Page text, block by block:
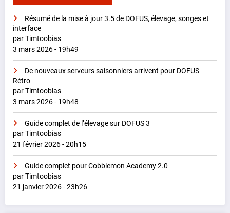
Résumé de la mise à jour 3.5 de DOFUS, élevage, songes et
interface
par Timtoobias
3 mars 2026 - 19h49
De nouveaux serveurs saisonniers arrivent pour DOFUS
Rétro
par Timtoobias
3 mars 2026 - 19h48
Guide complet de l’élevage sur DOFUS 3
par Timtoobias
21 février 2026 - 20h15
Guide complet pour Cobblemon Academy 2.0
par Timtoobias
21 janvier 2026 - 23h26